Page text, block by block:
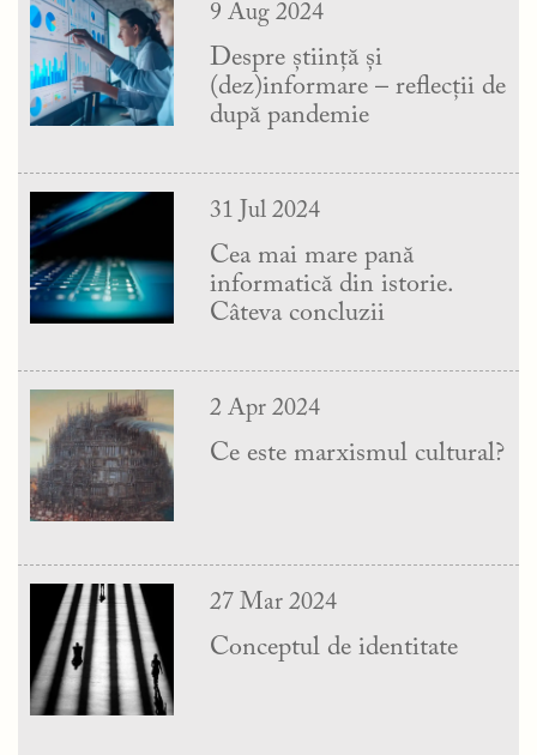
9 Aug 2024
Despre știință și
(dez)informare – reflecții de
după pandemie
31 Jul 2024
Cea mai mare pană
informatică din istorie.
Câteva concluzii
2 Apr 2024
Ce este marxismul cultural?
27 Mar 2024
Conceptul de identitate